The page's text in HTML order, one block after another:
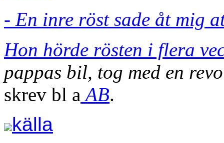
- En inre röst sade åt mig
Hon hörde rösten i flera
pappas bil, tog med en
skrev bl a AB.
källa